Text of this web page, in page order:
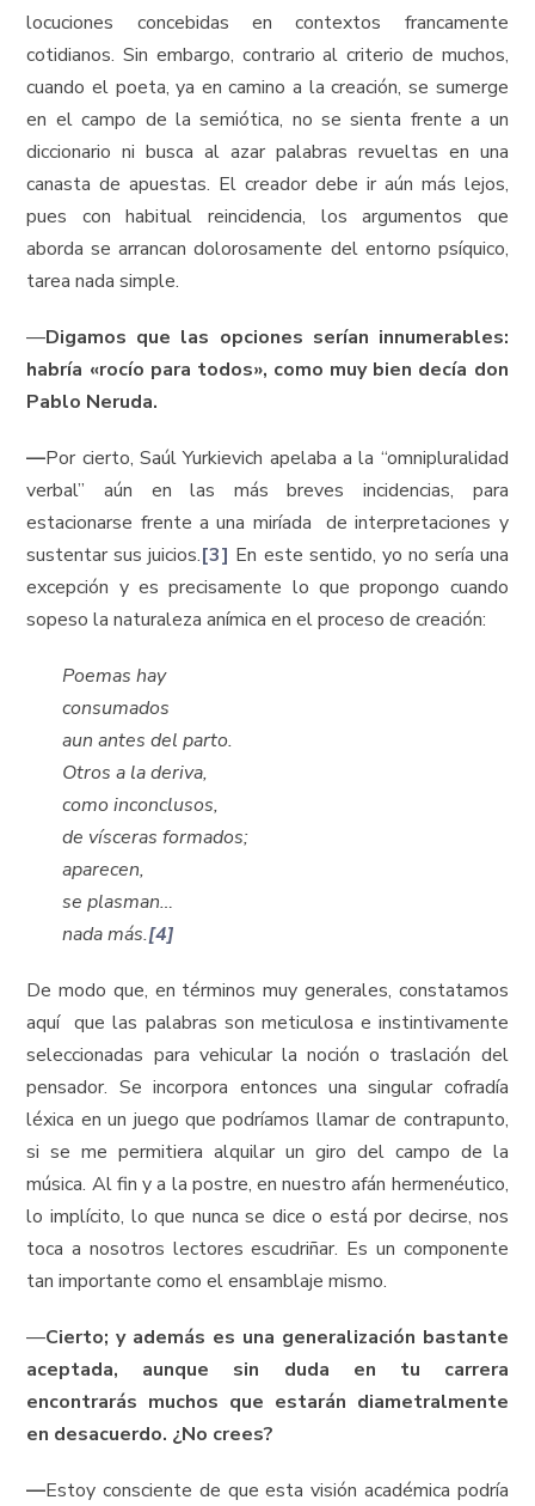
locuciones concebidas en contextos francamente
cotidianos. Sin embargo, contrario al criterio de muchos,
cuando el poeta, ya en camino a la creación, se sumerge
en el campo de la semiótica, no se sienta frente a un
diccionario ni busca al azar palabras revueltas en una
canasta de apuestas. El creador debe ir aún más lejos,
pues con habitual reincidencia, los argumentos que
aborda se arrancan dolorosamente del entorno psíquico,
tarea nada simple.
—Digamos que las opciones serían innumerables:
habría «rocío para todos», como muy bien decía don
Pablo Neruda.
—Por cierto, Saúl Yurkievich apelaba a la “omnipluralidad
verbal” aún en las más breves incidencias, para
estacionarse frente a una miríada de interpretaciones y
sustentar sus juicios.[3] En este sentido, yo no sería una
excepción y es precisamente lo que propongo cuando
sopeso la naturaleza anímica en el proceso de creación:
Poemas hay
consumados
aun antes del parto.
Otros a la deriva,
como inconclusos,
de vísceras formados;
aparecen,
se plasman…
nada más.[4]
De modo que, en términos muy generales, constatamos
aquí que las palabras son meticulosa e instintivamente
seleccionadas para vehicular la noción o traslación del
pensador. Se incorpora entonces una singular cofradía
léxica en un juego que podríamos llamar de contrapunto,
si se me permitiera alquilar un giro del campo de la
música. Al fin y a la postre, en nuestro afán hermenéutico,
lo implícito, lo que nunca se dice o está por decirse, nos
toca a nosotros lectores escudriñar. Es un componente
tan importante como el ensamblaje mismo.
—Cierto; y además es una generalización bastante
aceptada, aunque sin duda en tu carrera
encontrarás muchos que estarán diametralmente
en desacuerdo. ¿No crees?
—Estoy consciente de que esta visión académica podría